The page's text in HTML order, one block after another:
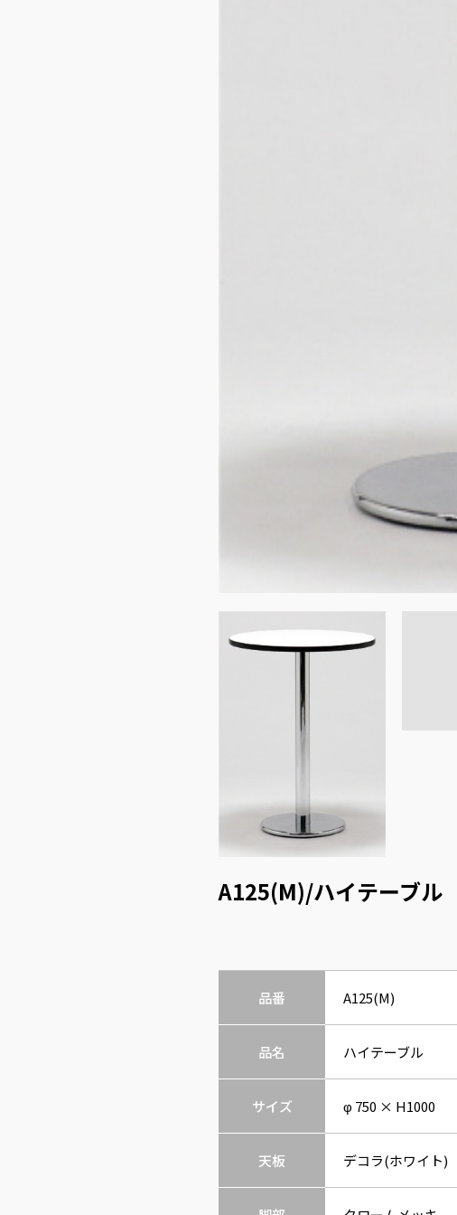
A125(M)/ハイテーブル
品番 A125(M)
品名 ハイテーブル
サイズ φ 750 × H1000
天板 デコラ(ホワイト)